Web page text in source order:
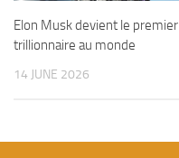
Elon Musk devient le premier
trillionnaire au monde
14 JUNE 2026